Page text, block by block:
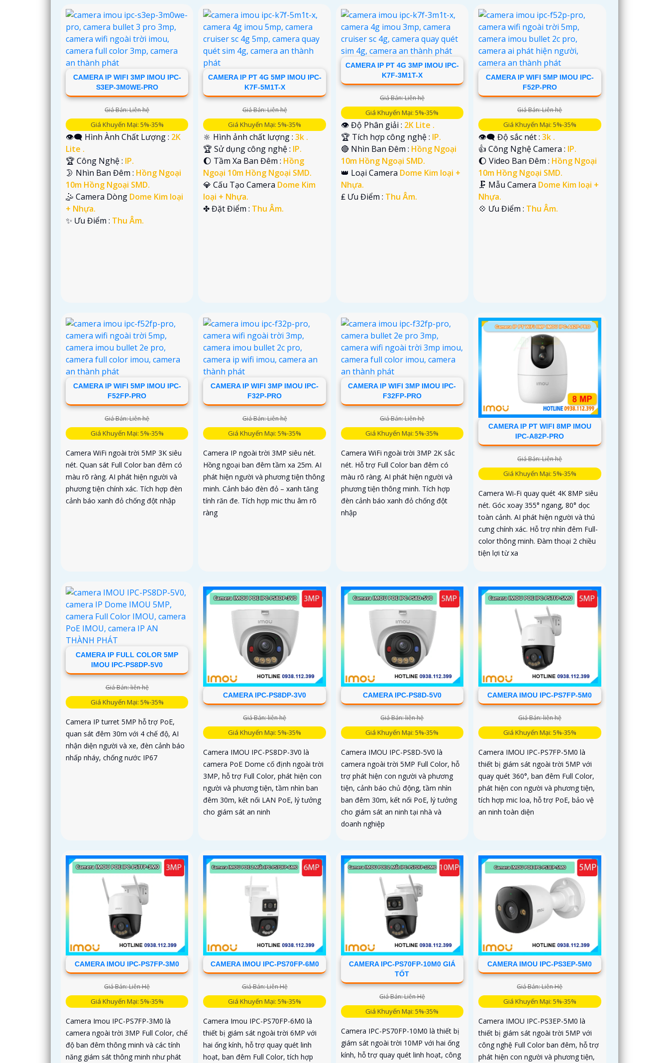
CAMERA IP WIFI 3MP IMOU IPC-
S3EP-3M0WE-PRO
Giá Bán: Liên hệ
Giá Khuyến Mại: 5%-35%
👁️‍🗨 Hình Ành Chất Lượng : 2K
Lite .
🏆 Công Nghệ : IP.
🌛 Nhìn Ban Đêm : Hồng Ngoại
10m Hồng Ngoại SMD.
🤹 Camera Dòng Dome Kim loại
+ Nhựa.
️✨ Ưu Điểm : Thu Âm.
CAMERA IP PT 4G 5MP IMOU IPC-
K7F-5M1T-X
Giá Bán: Liên hệ
Giá Khuyến Mại: 5%-35%
🔆 Hình ảnh chất lượng :3k .
🏆 Sử dụng công nghệ : IP.
🌔 Tầm Xa Ban Đêm : Hồng
Ngoại 10m Hồng Ngoại SMD.
💎 Cấu Tạo Camera Dome Kim
loại + Nhựa.
️✤ Đặt Điểm : Thu Âm.
CAMERA IP PT 4G 3MP IMOU IPC-
K7F-3M1T-X
Giá Bán: Liên hệ
Giá Khuyến Mại: 5%-35%
👁 Độ Phân giải : 2K Lite .
🏆 Tích hợp công nghệ : IP.
🔴 Nhìn Ban Đêm : Hồng Ngoại
10m Hồng Ngoại SMD.
👑 Loại Camera Dome Kim loại +
Nhựa.
️₤ Ưu Điểm : Thu Âm.
CAMERA IP WIFI 5MP IMOU IPC-
F52P-PRO
Giá Bán: Liên hệ
Giá Khuyến Mại: 5%-35%
👁️‍🗨 Độ sắc nét :3k .
👍 Công Nghệ Camera : IP.
🌔 Video Ban Đêm : Hồng Ngoại
10m Hồng Ngoại SMD.
🗜️ Mẫu Camera Dome Kim loại +
Nhựa.
️💠 Ưu Điểm : Thu Âm.
CAMERA IP WIFI 5MP IMOU IPC-
F52FP-PRO
Giá Bán: Liên hệ
Giá Khuyến Mại: 5%-35%
Camera WiFi ngoài trời 5MP 3K siêu
nét. Quan sát Full Color ban đêm có
màu rõ ràng. AI phát hiện người và
phương tiện chính xác. Tích hợp đèn
cảnh báo xanh đỏ chống đột nhập
CAMERA IP WIFI 3MP IMOU IPC-
F32P-PRO
Giá Bán: Liên hệ
Giá Khuyến Mại: 5%-35%
Camera IP ngoài trời 3MP siêu nét.
Hồng ngoại ban đêm tầm xa 25m. AI
phát hiện người và phương tiện thông
minh. Cảnh báo đèn đỏ – xanh tăng
tính răn đe. Tích hợp mic thu âm rõ
ràng
CAMERA IP WIFI 3MP IMOU IPC-
F32FP-PRO
Giá Bán: Liên hệ
Giá Khuyến Mại: 5%-35%
Camera WiFi ngoài trời 3MP 2K sắc
nét. Hỗ trợ Full Color ban đêm có
màu rõ ràng. AI phát hiện người và
phương tiện thông minh. Tích hợp
đèn cảnh báo xanh đỏ chống đột
nhập
CAMERA IP PT WIFI 8MP IMOU
IPC-A82P-PRO
Giá Bán: Liên hệ
Giá Khuyến Mại: 5%-35%
Camera Wi-Fi quay quét 4K 8MP siêu
nét. Góc xoay 355° ngang, 80° dọc
toàn cảnh. AI phát hiện người và thú
cưng chính xác. Hỗ trợ nhìn đêm Full-
color thông minh. Đàm thoại 2 chiều
tiện lợi từ xa
CAMERA IP FULL COLOR 5MP
IMOU IPC-PS8DP-5V0
Giá Bán: liên hệ
Giá Khuyến Mại: 5%-35%
Camera IP turret 5MP hỗ trợ PoE,
quan sát đêm 30m với 4 chế độ, AI
nhận diện người và xe, đèn cảnh báo
nhấp nháy, chống nước IP67
CAMERA IPC-PS8DP-3V0
Giá Bán: liên hệ
Giá Khuyến Mại: 5%-35%
Camera IMOU IPC-PS8DP-3V0 là
camera PoE Dome cố định ngoài trời
3MP, hỗ trợ Full Color, phát hiện con
người và phương tiện, tầm nhìn ban
đêm 30m, kết nối LAN PoE, lý tưởng
cho giám sát an ninh
CAMERA IPC-PS8D-5V0
Giá Bán: liên hệ
Giá Khuyến Mại: 5%-35%
Camera IMOU IPC-PS8D-5V0 là
camera ngoài trời 5MP Full Color, hỗ
trợ phát hiện con người và phương
tiện, cảnh báo chủ động, tầm nhìn
ban đêm 30m, kết nối PoE, lý tưởng
cho giám sát an ninh tại nhà và
doanh nghiệp
CAMERA IMOU IPC-PS7FP-5M0
Giá Bán: liên hệ
Giá Khuyến Mại: 5%-35%
Camera IMOU IPC-PS7FP-5M0 là
thiết bị giám sát ngoài trời 5MP với
quay quét 360°, ban đêm Full Color,
phát hiện con người và phương tiện,
tích hợp mic loa, hỗ trợ PoE, bảo vệ
an ninh toàn diện
CAMERA IMOU IPC-PS7FP-3M0
Giá Bán: Liên Hệ
Giá Khuyến Mại: 5%-35%
Camera Imou IPC-PS7FP-3M0 là
camera ngoài trời 3MP Full Color, chế
độ ban đêm thông minh và các tính
năng giám sát thông minh như phát
CAMERA IMOU IPC-PS70FP-6M0
Giá Bán: Liên Hệ
Giá Khuyến Mại: 5%-35%
Camera Imou IPC-PS70FP-6M0 là
thiết bị giám sát ngoài trời 6MP với
hai ống kính, hỗ trợ quay quét linh
hoạt, ban đêm Full Color, tích hợp
CAMERA IPC-PS70FP-10M0 GIÁ
TỐT
Giá Bán: Liên Hệ
Giá Khuyến Mại: 5%-35%
Camera IPC-PS70FP-10M0 là thiết bị
giám sát ngoài trời 10MP với hai ống
kính, hỗ trợ quay quét linh hoạt, công
CAMERA IMOU IPC-PS3EP-5M0
Giá Bán: Liên Hệ
Giá Khuyến Mại: 5%-35%
Camera IMOU IPC-PS3EP-5M0 là
thiết bị giám sát ngoài trời 5MP với
công nghệ Full Color ban đêm, hỗ trợ
phát hiện con người và phương tiện,